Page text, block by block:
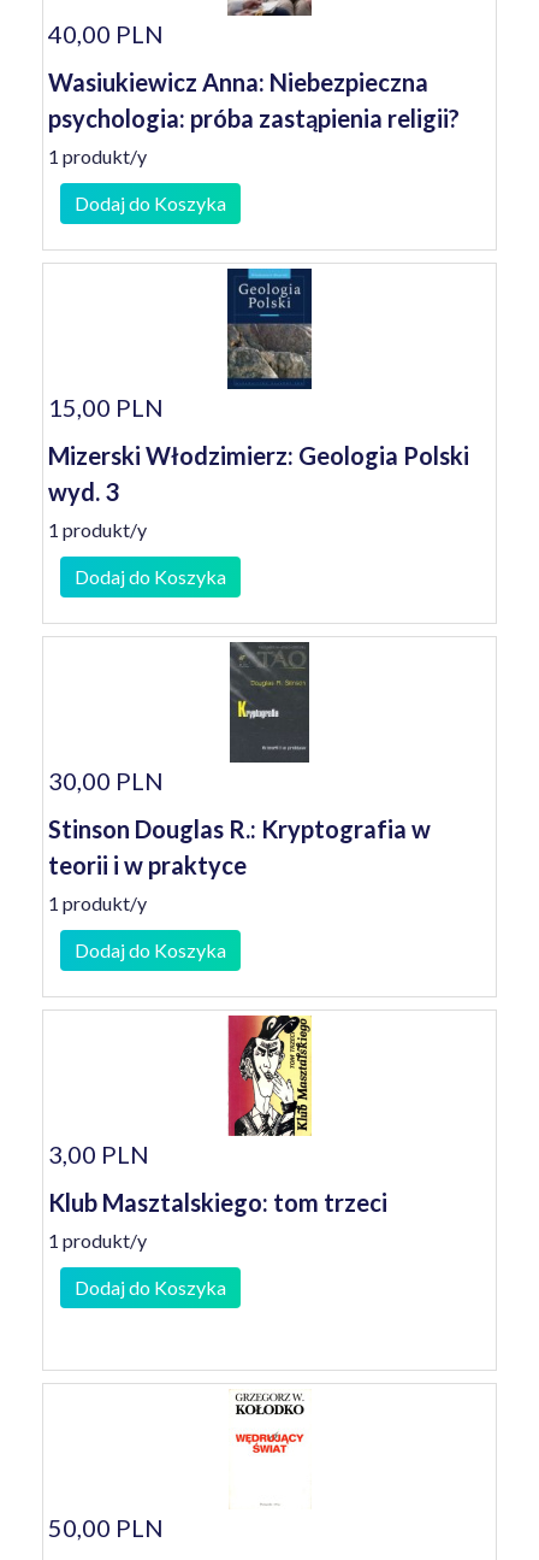
40,00 PLN
Wasiukiewicz Anna: Niebezpieczna
psychologia: próba zastąpienia religii?
1 produkt/y
Dodaj do Koszyka
15,00 PLN
Mizerski Włodzimierz: Geologia Polski
wyd. 3
1 produkt/y
Dodaj do Koszyka
30,00 PLN
Stinson Douglas R.: Kryptografia w
teorii i w praktyce
1 produkt/y
Dodaj do Koszyka
3,00 PLN
Klub Masztalskiego: tom trzeci
1 produkt/y
Dodaj do Koszyka
50,00 PLN